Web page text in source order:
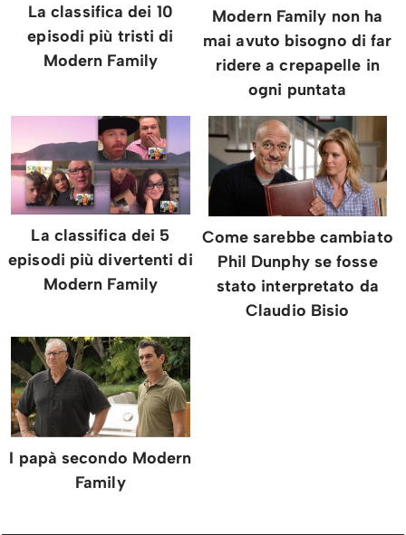
La classifica dei 10
episodi più tristi di
Modern Family
Modern Family non ha
mai avuto bisogno di far
ridere a crepapelle in
ogni puntata
La classifica dei 5
episodi più divertenti di
Modern Family
Come sarebbe cambiato
Phil Dunphy se fosse
stato interpretato da
Claudio Bisio
I papà secondo Modern
Family